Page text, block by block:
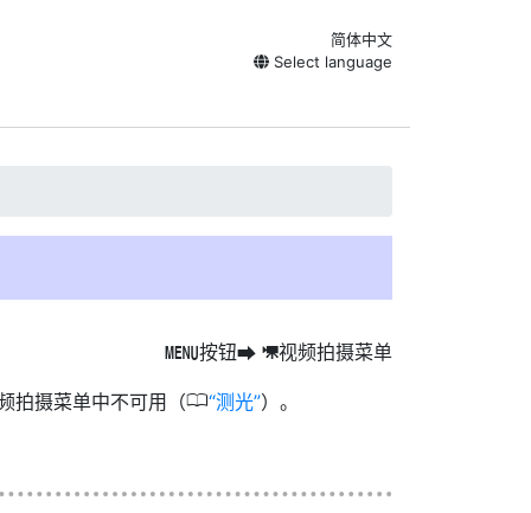
简体中文
Select language
G按钮U 1视频拍摄菜单
拍摄菜单中不可用（0 测光 ）。